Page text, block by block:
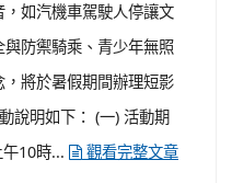
如汽機車駕駛人停讓文
防禦騎乘、青少年無照
將於暑假期間辦理短影
說明如下： (一) 活動期
10時...
觀看完整文章